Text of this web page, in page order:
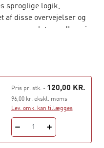
sproglige logik,
af disse overvejelser og
samlet og udkom i
tøvende og
Mai Møller og med
første gang på
i Hans Reitzels Forlags
Pris pr. stk.- 120,00 KR.
96,00 kr. ekskl. moms
Lev. omk. kan tillægges
1